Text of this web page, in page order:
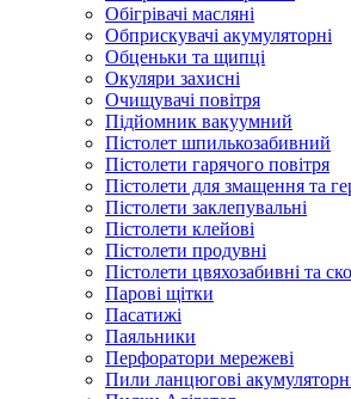
Обігрівачі масляні
Обприскувачі акумуляторні
Обценьки та щипці
Окуляри захисні
Очищувачі повітря
Підйомник вакуумний
Пістолет шпилькозабивний
Пістолети гарячого повітря
Пістолети для змащення та
Пістолети заклепувальні
Пістолети клейові
Пістолети продувні
Пістолети цвяхозабивні та
Парові щітки
Пасатижі
Паяльники
Перфоратори мережеві
Пили ланцюгові